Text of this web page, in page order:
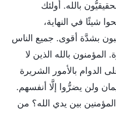
بالله. أولئك
شيئًا في النهاية،
بشدَّة أقوى. جميع الناس
بالله الذين لا
الدوام بالأمور الشريرة
ولن يضرُّوا إلَّا أنفسهم.
بين يدي الله؟ من